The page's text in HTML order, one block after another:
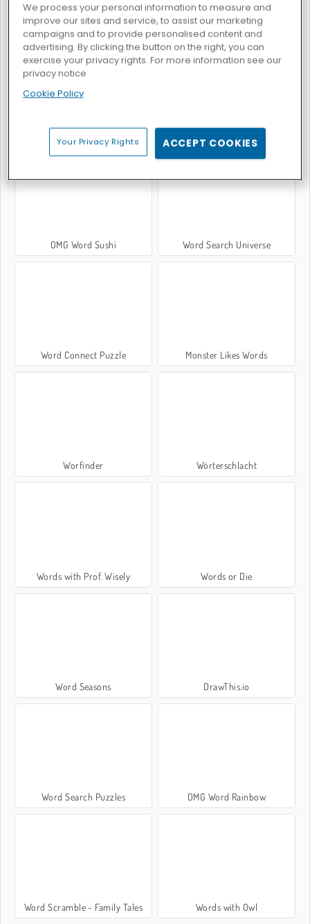
Word Search Neon-Wörter
OMG Word Sushi Word Search Universe
Word Connect Puzzle Monster Likes Words
Worfinder Wörterschlacht
Words with Prof. Wisely Words or Die
Word Seasons DrawThis.io
Word Search Puzzles OMG Word Rainbow
Word Scramble - Family Tales Words with Owl
We process your personal information to measure and
improve our sites and service, to assist our marketing
campaigns and to provide personalised content and
advertising. By clicking the button on the right, you can
exercise your privacy rights. For more information see our
privacy notice
Cookie Policy
Your Privacy Rights ACCEPT COOKIES